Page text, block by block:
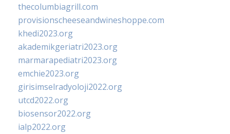
thecolumbiagrill.com
provisionscheeseandwineshoppe.com
khedi2023.org
akademikgeriatri2023.org
marmarapediatri2023.org
emchie2023.org
girisimselradyoloji2022.org
utcd2022.org
biosensor2022.org
ialp2022.org